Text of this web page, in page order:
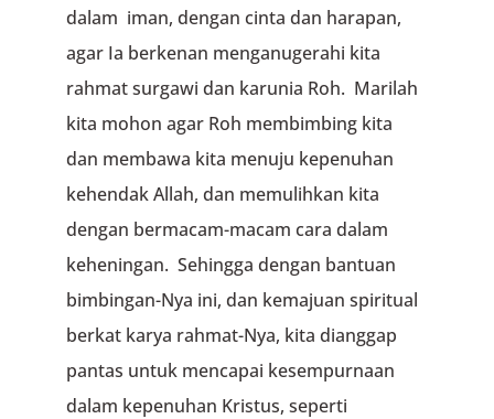
dalam iman, dengan cinta dan harapan,
agar Ia berkenan menganugerahi kita
rahmat surgawi dan karunia Roh. Marilah
kita mohon agar Roh membimbing kita
dan membawa kita menuju kepenuhan
kehendak Allah, dan memulihkan kita
dengan bermacam-macam cara dalam
keheningan. Sehingga dengan bantuan
bimbingan-Nya ini, dan kemajuan spiritual
berkat karya rahmat-Nya, kita dianggap
pantas untuk mencapai kesempurnaan
dalam kepenuhan Kristus, seperti